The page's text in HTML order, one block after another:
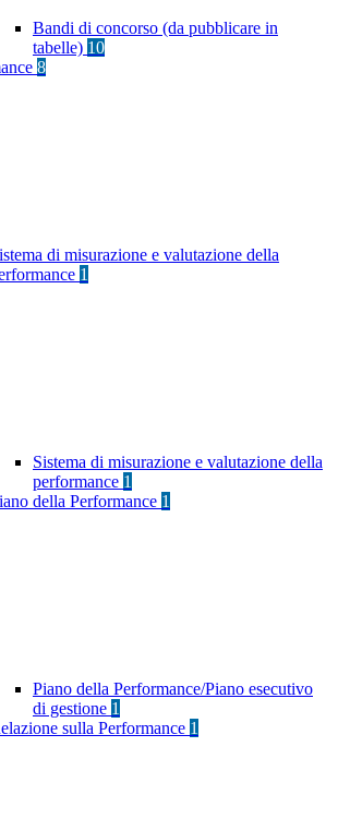
Bandi di concorso (da pubblicare in
tabelle) 10
8
di misurazione e valutazione della
1
Sistema di misurazione e valutazione della
performance 1
della Performance 1
Piano della Performance/Piano esecutivo
di gestione 1
sulla Performance 1